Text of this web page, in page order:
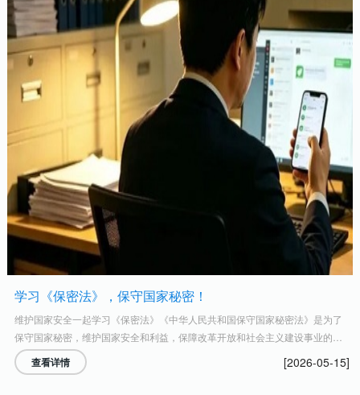
学习《保密法》，保守国家秘密！
维护国家安全一起学习《保密法》《中华人民共和国保守国家秘密法》是为了
保守国家秘密，维护国家安全和利益，保障改革开放和社会主义建设事业的顺
利进行，制定的法律。任何危害国家秘密安全的行为，都必须受到法律追究。
保守国家秘密是中国公民的基本义务之一。什么是《...
查看详情 [2026-05-15]